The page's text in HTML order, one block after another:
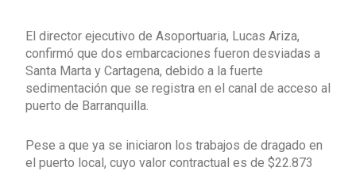
El director ejecutivo de Asoportuaria, Lucas Ariza,
confirmó que dos embarcaciones fueron desviadas a
Santa Marta y Cartagena, debido a la fuerte
sedimentación que se registra en el canal de acceso al
puerto de Barranquilla.
Pese a que ya se iniciaron los trabajos de dragado en
el puerto local, cuyo valor contractual es de $22.873